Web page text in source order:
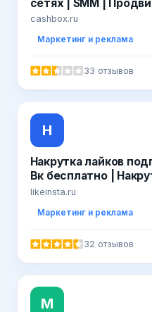
сетях | SММ |
приложений
cashbox.ru
Маркетинг и реклама
33 отзывов
Н
Накрутка лайков
Вк бесплатно |
Вконтакте онлайн
likeinsta.ru
Маркетинг и реклама
32 отзывов
M